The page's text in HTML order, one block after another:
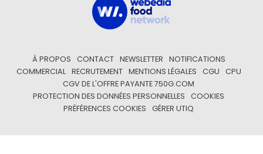
À PROPOS CONTACT NEWSLETTER
NOTIFICATIONS
COMMERCIAL
RECRUTEMENT MENTIONS LÉGALES CGU
CPU
CGV DE L'OFFRE PAYANTE 750G.COM
PROTECTION DES DONNÉES PERSONNELLES
COOKIES
PRÉFÉRENCES COOKIES
GÉRER UTIQ